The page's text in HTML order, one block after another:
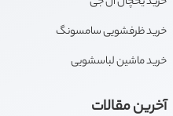
خرید ظرفشویی سامسونگ
خرید ماشین لباسشویی
آخرین مقالات